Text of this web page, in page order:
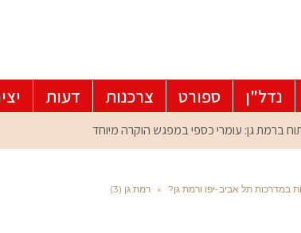
נדל"ן ספורט צרכנות דעות
במדרכות תל אביב-יפו ורמת גן? » רמת גן (3)